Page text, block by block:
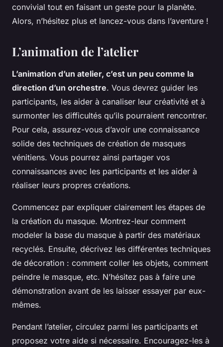
convivial tout en faisant un geste pour la planète.
Alors, n’hésitez plus et lancez-vous dans l’aventure !
L’animation de l’atelier
L’animation d’un atelier, c’est un peu comme la
direction d’un orchestre. Vous devrez guider les
participants, les aider à canaliser leur créativité et à
surmonter les difficultés qu’ils pourraient rencontrer.
Pour cela, assurez-vous d’avoir une connaissance
solide des techniques de création de masques
vénitiens. Vous pourrez ainsi partager vos
connaissances avec les participants et les aider à
réaliser leurs propres créations.
Commencez par expliquer clairement les étapes de
la création du masque. Montrez-leur comment
modeler la base du masque à partir des matériaux
recyclés. Ensuite, décrivez les différentes techniques
de décoration : comment coller les objets, comment
peindre le masque, etc. N’hésitez pas à faire une
démonstration avant de les laisser essayer par eux-
mêmes.
Pendant l’atelier, circulez parmi les participants et
proposez votre aide si nécessaire. Encouragez-les à